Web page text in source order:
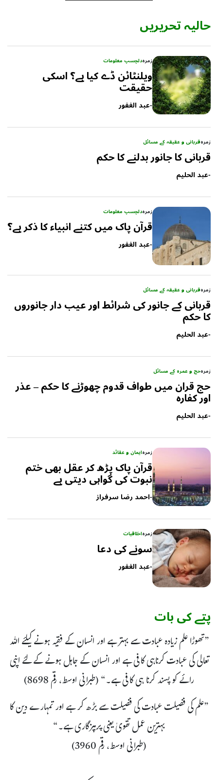
حالیہ تحریریں
زمرہدلچسپ معلومات
ویلنٹائن ڈے کیا ہے؟ اسکی
حقیقت
-عبد الغفور
زمرہقربانی و عقیقہ کے مسائل
قربانی کا جانور بدلنے کا حکم
-عبد الحلیم
زمرہدلچسپ معلومات
قرآن پاک میں کتنے انبیاء کا ذکر ہے؟
-عبد الغفور
زمرہقربانی و عقیقہ کے مسائل
قربانی کے جانور کی شرائط اور عیب دار جانوروں
کا حکم
-عبد الحلیم
زمرہحج و عمرہ کے مسائل
حج قران میں طواف قدوم چھوڑنے کا حکم – عذر
اور کفارہ
-عبد الحلیم
زمرہایمان و عقائد
قرآن پاک پڑھ کر عقل بھی ختم
نبوت کی گواہی دیتی ہے
-احمد رضا سرفراز
زمرہاخلاقیات
سونے کی دعا
-عبد الغفور
پتے کی بات
”تھوڑا علم زیادہ عبادت سے بہتر ہے اور انسان کے فقیہ ہونے کیلئے اللہ
تعالی کی عبادت کرناہی کافی ہے اور انسان کے جاہل ہونے کے لئے اپنی
رائے کو پسند کرنا ہی کافی ہے۔“ (طبرانی اوسط، رقم 8698)
”علم کی فضیلت عبادت کی فضیلت سے بڑھ کر ہے اور تمہارے دین کا
بہترین عمل تقویٰ یعنی پرہیزگاری ہے۔“
(طبرانی اوسط، رقم 3960)